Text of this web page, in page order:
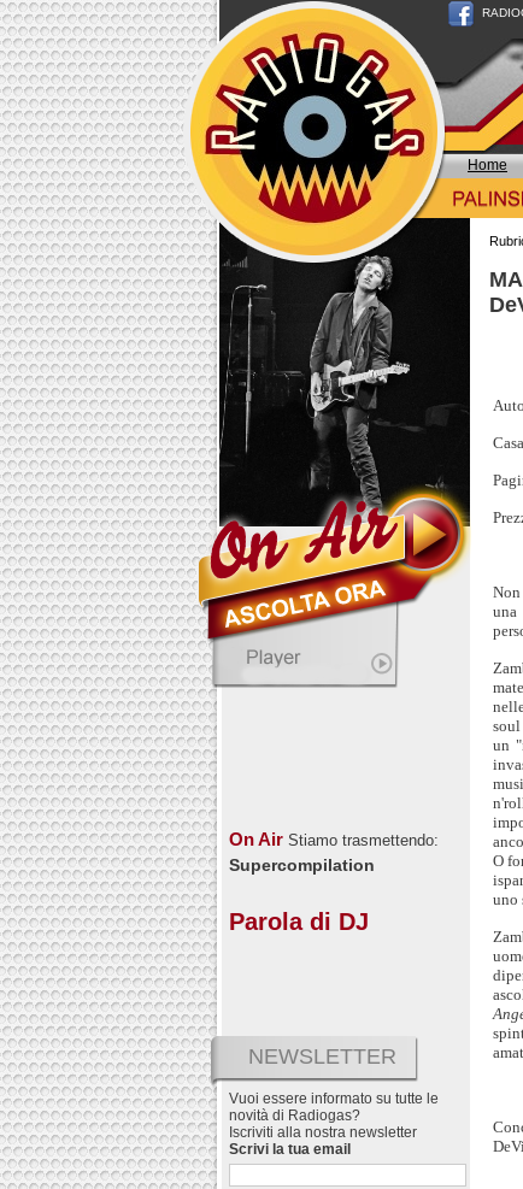
Home
On Air Stiamo trasmettendo:
Supercompilation
Parola di DJ
NEWSLETTER
Vuoi essere informato su tutte le
novità di Radiogas?
Iscriviti alla nostra newsletter
Scrivi la tua email
Non
un
O
uno